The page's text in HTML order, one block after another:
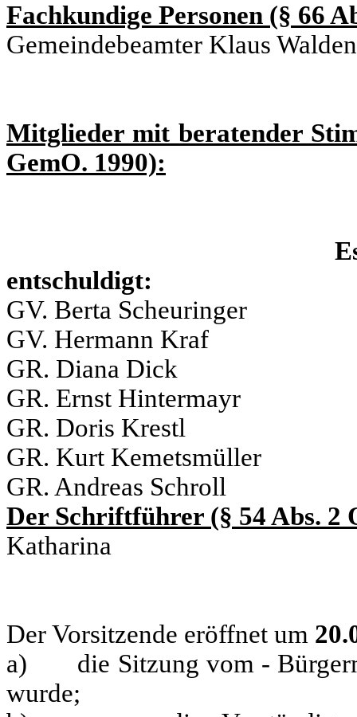
Fachkundige Personen (§ 66
Gemeindebeamter Klaus
Mitglieder mit beratender
GemO. 1990):
entschuldigt:
GV. Berta Scheuringer
GV. Hermann Kraf
GR. Diana Dick
GR. Ernst Hintermayr
GR. Doris Krestl
GR. Kurt Kemetsmüller
GR. Andreas Schroll
Der Schriftführer (§ 54 Abs. 2
Katharina
Der Vorsitzende eröffnet um
a) die Sitzung vom -
wurde;